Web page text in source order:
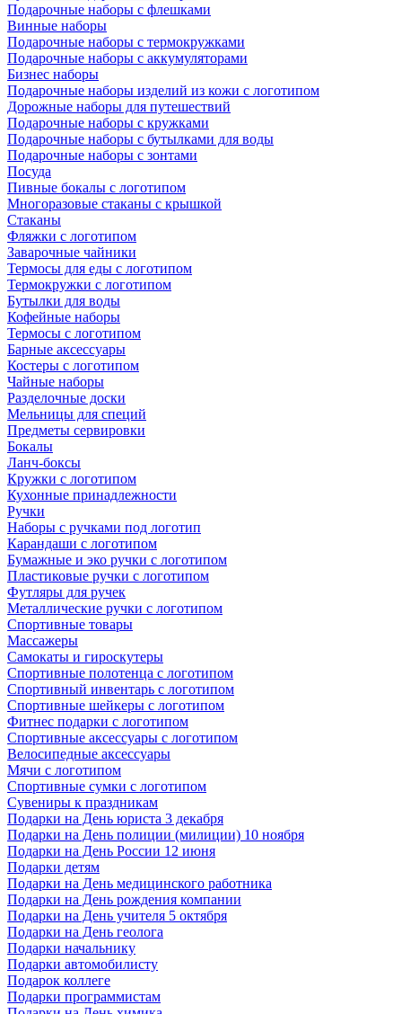
Подарочные наборы с флешками
Винные наборы
Подарочные наборы с термокружками
Подарочные наборы с аккумуляторами
Бизнес наборы
Подарочные наборы изделий из кожи с логотипом
Дорожные наборы для путешествий
Подарочные наборы с кружками
Подарочные наборы с бутылками для воды
Подарочные наборы с зонтами
Посуда
Пивные бокалы с логотипом
Многоразовые стаканы с крышкой
Стаканы
Фляжки с логотипом
Заварочные чайники
Термосы для еды с логотипом
Термокружки с логотипом
Бутылки для воды
Кофейные наборы
Термосы с логотипом
Барные аксессуары
Костеры с логотипом
Чайные наборы
Разделочные доски
Мельницы для специй
Предметы сервировки
Бокалы
Ланч-боксы
Кружки с логотипом
Кухонные принадлежности
Ручки
Наборы с ручками под логотип
Карандаши с логотипом
Бумажные и эко ручки с логотипом
Пластиковые ручки с логотипом
Футляры для ручек
Металлические ручки с логотипом
Спортивные товары
Массажеры
Самокаты и гироскутеры
Спортивные полотенца с логотипом
Спортивный инвентарь с логотипом
Спортивные шейкеры с логотипом
Фитнес подарки с логотипом
Спортивные аксессуары с логотипом
Велосипедные аксессуары
Мячи с логотипом
Спортивные сумки с логотипом
Сувениры к праздникам
Подарки на День юриста 3 декабря
Подарки на День полиции (милиции) 10 ноября
Подарки на День России 12 июня
Подарки детям
Подарки на День медицинского работника
Подарки на День рождения компании
Подарки на День учителя 5 октября
Подарки на День геолога
Подарки начальнику
Подарки автомобилисту
Подарок коллеге
Подарки программистам